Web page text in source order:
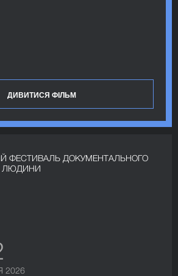
ДИВИТИСЯ ФІЛЬМ
ФЕСТИВАЛЬ ДОКУМЕНТАЛЬНОГО
ЛЮДИНИ
2026